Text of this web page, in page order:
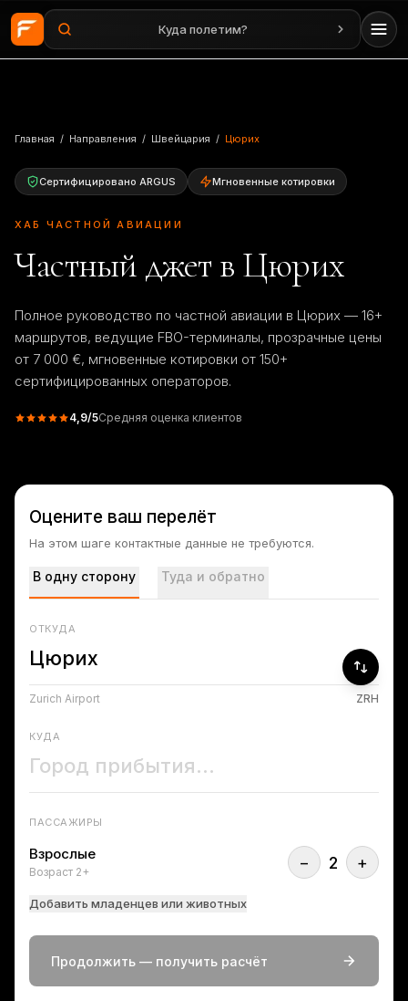
Перейти к основному содержанию
Куда полетим?
Главная / Направления / Швейцария / Цюрих
Сертифицировано ARGUS Мгновенные котировки
ХАБ ЧАСТНОЙ АВИАЦИИ
Частный джет в Цюрих
Полное руководство по частной авиации в Цюрих — 16+
маршрутов, ведущие FBO-терминалы, прозрачные цены
от 7 000 €, мгновенные котировки от 150+
сертифицированных операторов.
4,9/5Средняя оценка клиентов
Оцените ваш перелёт
На этом шаге контактные данные не требуются.
В одну сторону Туда и обратно
ОТКУДА
Zurich Airport ZRH
КУДА
ПАССАЖИРЫ
Взрослые
Возраст 2+ − 2 +
Добавить младенцев или животных
Продолжить — получить расчёт